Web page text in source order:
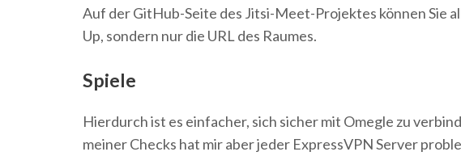
Auf der GitHub-Seite des Jitsi-Meet-Projektes können Sie
Up, sondern nur die URL des Raumes.
Spiele
Hierdurch ist es einfacher, sich sicher mit Omegle zu
meiner Checks hat mir aber jeder ExpressVPN Server